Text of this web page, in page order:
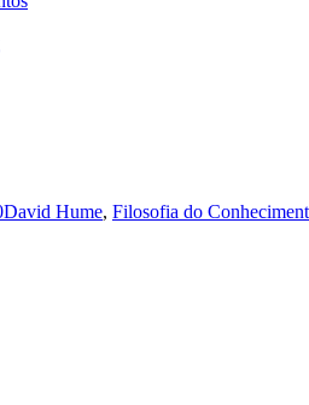
David Hume, Filosofia do